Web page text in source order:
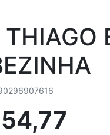
THIAGO